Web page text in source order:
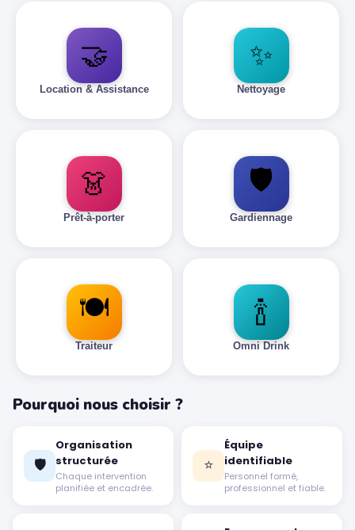
🤝
Location & Assistance
✨
Nettoyage
👗
Prêt-à-porter
🛡️
Gardiennage
🍽️
Traiteur
🍾
Omni Drink
Pourquoi nous choisir ?
🛡️
Organisation
structurée
Chaque intervention
planifiée et encadrée.
⭐
Équipe
identifiable
Personnel formé,
professionnel et fiable.